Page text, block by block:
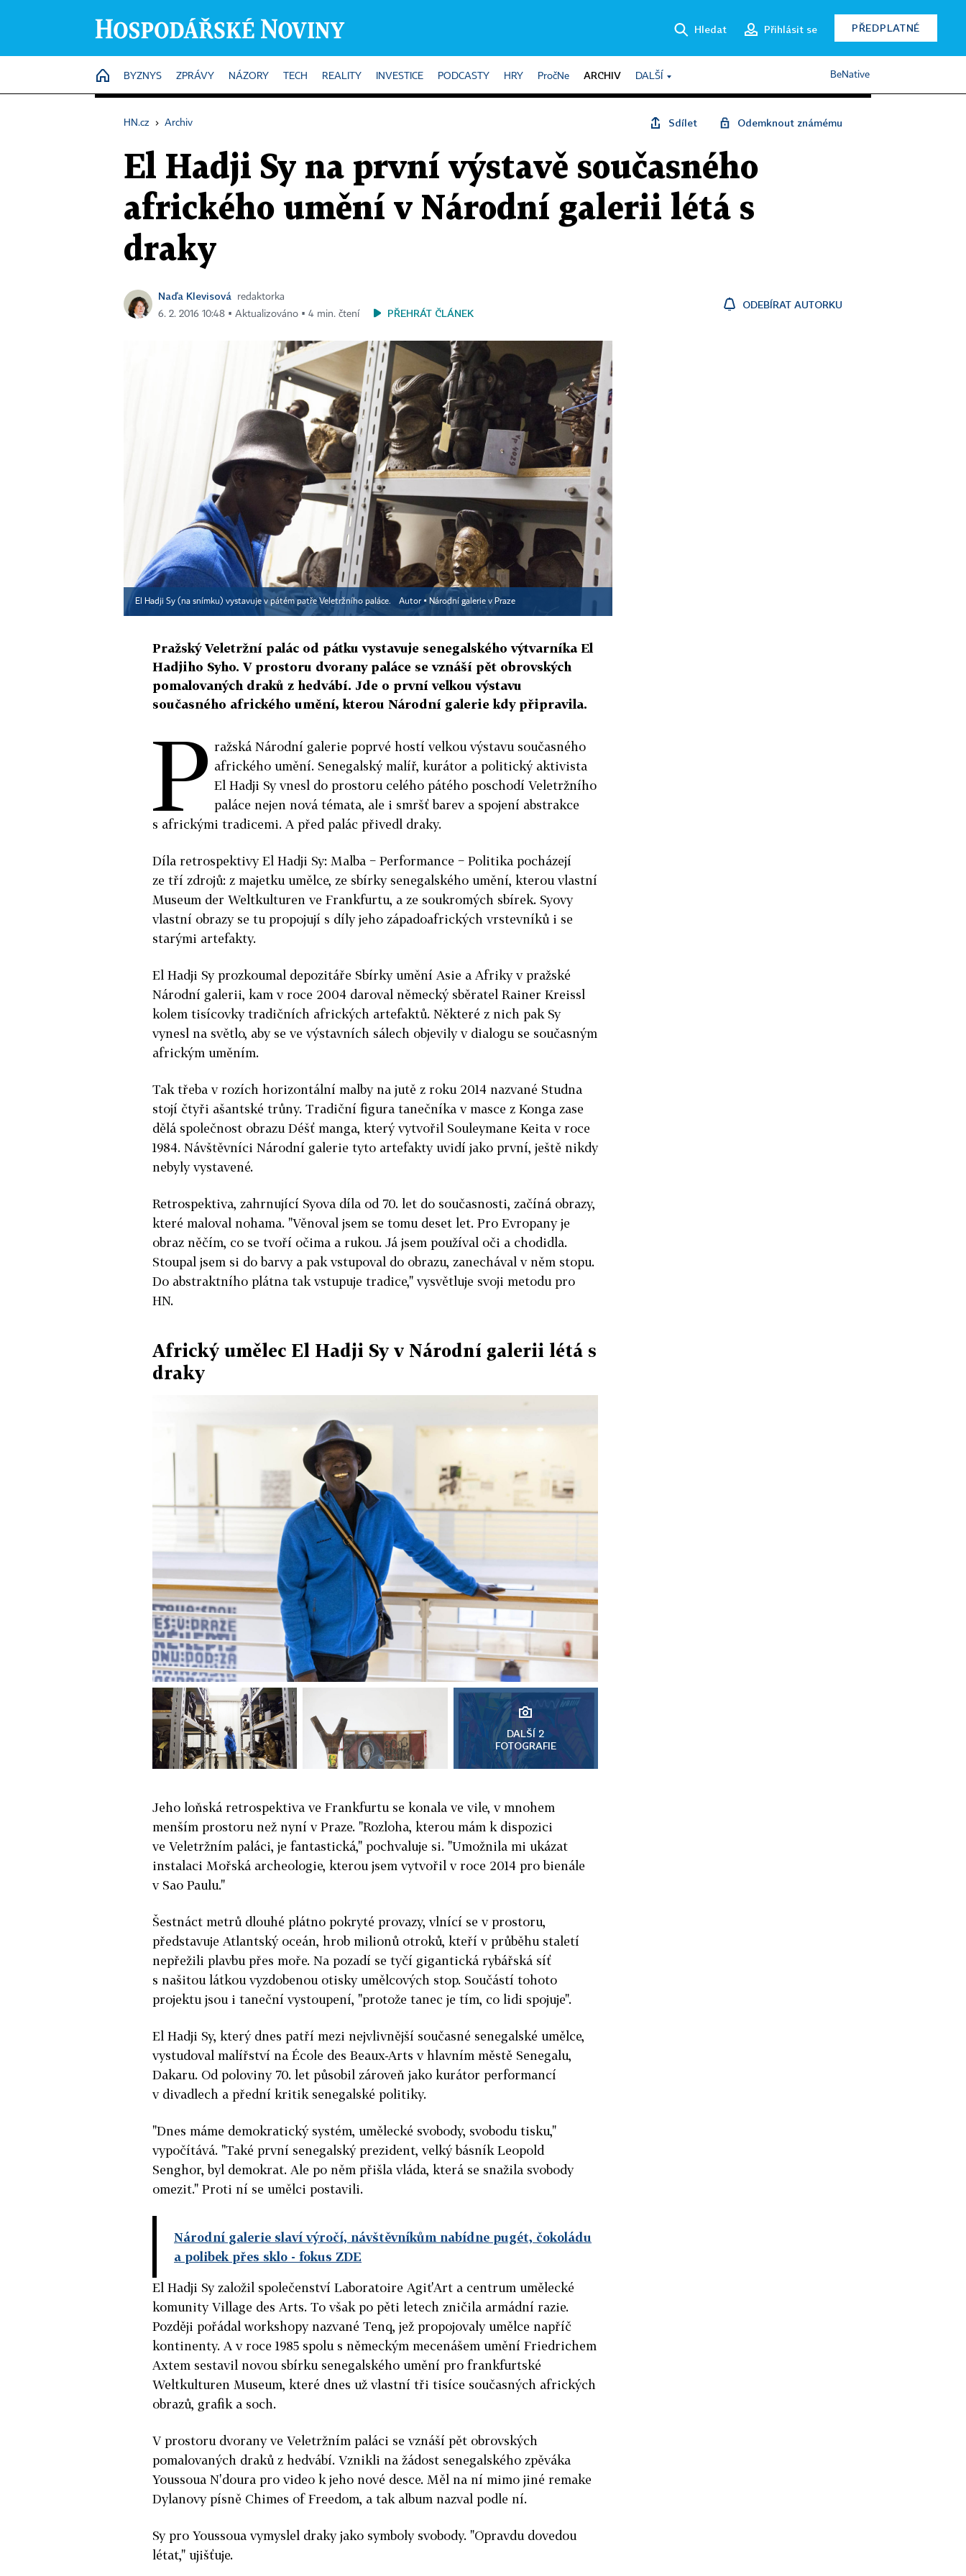
Hledat Přihlásit se PŘEDPLATNÉ
HOME
BYZNYS ZPRÁVY NÁZORY TECH REALITY INVESTICE PODCASTY HRY PročNe ARCHIV DALŠÍ BeNative
HN.cz › Archiv Sdílet Odemknout známému
El Hadji Sy na první výstavě současného
afrického umění v Národní galerii létá s
draky
Naďa Klevisová
redaktorka
6. 2. 2016 10:48 ▪ Aktualizováno ▪ 4 min. čtení
PŘEHRÁT ČLÁNEK
ODEBÍRAT AUTORKU
El Hadji Sy (na snímku) vystavuje v pátém patře Veletržního paláce. Autor ▪ Národní galerie v Praze
Pražský Veletržní palác od pátku vystavuje senegalského výtvarníka El
Hadjiho Syho. V prostoru dvorany paláce se vznáší pět obrovských
pomalovaných draků z hedvábí. Jde o první velkou výstavu
současného afrického umění, kterou Národní galerie kdy připravila.
P ražská Národní galerie poprvé hostí velkou výstavu současného
afrického umění. Senegalský malíř, kurátor a politický aktivista
El Hadji Sy vnesl do prostoru celého pátého poschodí Veletržního
paláce nejen nová témata, ale i smršť barev a spojení abstrakce
s africkými tradicemi. A před palác přivedl draky.
Díla retrospektivy El Hadji Sy: Malba − Performance − Politika pocházejí
ze tří zdrojů: z majetku umělce, ze sbírky senegalského umění, kterou vlastní
Museum der Weltkulturen ve Frankfurtu, a ze soukromých sbírek. Syovy
vlastní obrazy se tu propojují s díly jeho západoafrických vrstevníků i se
starými artefakty.
El Hadji Sy prozkoumal depozitáře Sbírky umění Asie a Afriky v pražské
Národní galerii, kam v roce 2004 daroval německý sběratel Rainer Kreissl
kolem tisícovky tradičních afrických artefaktů. Některé z nich pak Sy
vynesl na světlo, aby se ve výstavních sálech objevily v dialogu se současným
africkým uměním.
Tak třeba v rozích horizontální malby na jutě z roku 2014 nazvané Studna
stojí čtyři ašantské trůny. Tradiční figura tanečníka v masce z Konga zase
dělá společnost obrazu Déšť manga, který vytvořil Souleymane Keita v roce
1984. Návštěvníci Národní galerie tyto artefakty uvidí jako první, ještě nikdy
nebyly vystavené.
Retrospektiva, zahrnující Syova díla od 70. let do současnosti, začíná obrazy,
které maloval nohama. "Věnoval jsem se tomu deset let. Pro Evropany je
obraz něčím, co se tvoří očima a rukou. Já jsem používal oči a chodidla.
Stoupal jsem si do barvy a pak vstupoval do obrazu, zanechával v něm stopu.
Do abstraktního plátna tak vstupuje tradice," vysvětluje svoji metodu pro
HN.
Africký umělec El Hadji Sy v Národní galerii létá s
draky
DALŠÍ 2
FOTOGRAFIE
Jeho loňská retrospektiva ve Frankfurtu se konala ve vile, v mnohem
menším prostoru než nyní v Praze. "Rozloha, kterou mám k dispozici
ve Veletržním paláci, je fantastická," pochvaluje si. "Umožnila mi ukázat
instalaci Mořská archeologie, kterou jsem vytvořil v roce 2014 pro bienále
v Sao Paulu."
Šestnáct metrů dlouhé plátno pokryté provazy, vlnící se v prostoru,
představuje Atlantský oceán, hrob milionů otroků, kteří v průběhu staletí
nepřežili plavbu přes moře. Na pozadí se tyčí gigantická rybářská síť
s našitou látkou vyzdobenou otisky umělcových stop. Součástí tohoto
projektu jsou i taneční vystoupení, "protože tanec je tím, co lidi spojuje".
El Hadji Sy, který dnes patří mezi nejvlivnější současné senegalské umělce,
vystudoval malířství na École des Beaux-Arts v hlavním městě Senegalu,
Dakaru. Od poloviny 70. let působil zároveň jako kurátor performancí
v divadlech a přední kritik senegalské politiky.
"Dnes máme demokratický systém, umělecké svobody, svobodu tisku,"
vypočítává. "Také první senegalský prezident, velký básník Leopold
Senghor, byl demokrat. Ale po něm přišla vláda, která se snažila svobody
omezit." Proti ní se umělci postavili.
Národní galerie slaví výročí, návštěvníkům nabídne pugét, čokoládu
a polibek přes sklo - fokus ZDE
El Hadji Sy založil společenství Laboratoire Agit'Art a centrum umělecké
komunity Village des Arts. To však po pěti letech zničila armádní razie.
Později pořádal workshopy nazvané Tenq, jež propojovaly umělce napříč
kontinenty. A v roce 1985 spolu s německým mecenášem umění Friedrichem
Axtem sestavil novou sbírku senegalského umění pro frankfurtské
Weltkulturen Museum, které dnes už vlastní tři tisíce současných afrických
obrazů, grafik a soch.
V prostoru dvorany ve Veletržním paláci se vznáší pět obrovských
pomalovaných draků z hedvábí. Vznikli na žádost senegalského zpěváka
Youssoua N'doura pro video k jeho nové desce. Měl na ní mimo jiné remake
Dylanovy písně Chimes of Freedom, a tak album nazval podle ní.
Sy pro Youssoua vymyslel draky jako symboly svobody. "Opravdu dovedou
létat," ujišťuje.